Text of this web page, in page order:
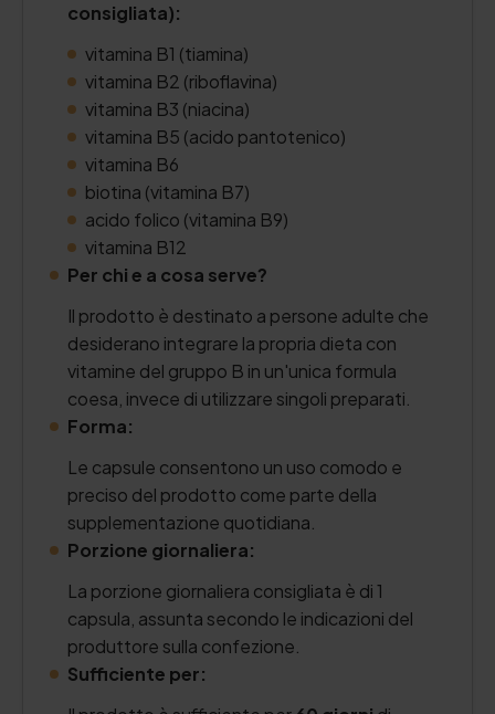
consigliata):
vitamina B1 (tiamina)
vitamina B2 (riboflavina)
vitamina B3 (niacina)
vitamina B5 (acido pantotenico)
vitamina B6
biotina (vitamina B7)
acido folico (vitamina B9)
vitamina B12
Per chi e a cosa serve?
Il prodotto è destinato a persone adulte che
desiderano integrare la propria dieta con
vitamine del gruppo B in un'unica formula
coesa, invece di utilizzare singoli preparati.
Forma:
Le capsule consentono un uso comodo e
preciso del prodotto come parte della
supplementazione quotidiana.
Porzione giornaliera:
La porzione giornaliera consigliata è di 1
capsula, assunta secondo le indicazioni del
produttore sulla confezione.
Sufficiente per: